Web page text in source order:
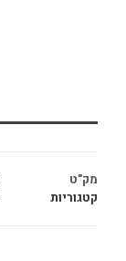
מק"ט
קטגוריות